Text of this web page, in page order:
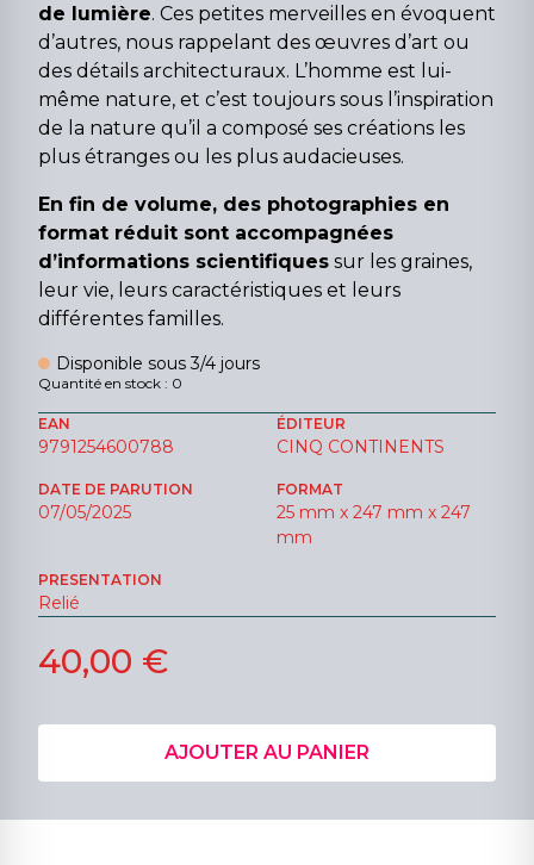
de lumière. Ces petites merveilles en évoquent
d’autres, nous rappelant des œuvres d’art ou
des détails architecturaux. L’homme est lui-
même nature, et c’est toujours sous l’inspiration
de la nature qu’il a composé ses créations les
plus étranges ou les plus audacieuses.
En fin de volume, des photographies en
format réduit sont accompagnées
d’informations scientifiques sur les graines,
leur vie, leurs caractéristiques et leurs
différentes familles.
Disponible sous 3/4 jours
Quantité en stock : 0
EAN
9791254600788
ÉDITEUR
CINQ CONTINENTS
DATE DE PARUTION
07/05/2025
FORMAT
25 mm x 247 mm x 247
mm
PRESENTATION
Relié
40,00 €
AJOUTER AU PANIER